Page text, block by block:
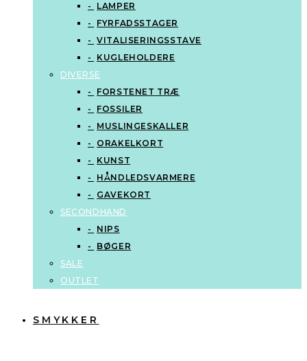
LAMPER
FYRFADSSTAGER
VITALISERINGSSTAVE
KUGLEHOLDERE
DIVERSE
FORSTENET TRÆ
FOSSILER
MUSLINGESKALLER
ORAKELKORT
KUNST
HÅNDLEDSVARMERE
GAVEKORT
SECONDHAND
NIPS
BØGER
SALE
OUTLET
SMYKKER